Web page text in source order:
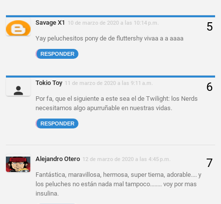
Savage X1 10 de marzo de 2020 a las 10:14 p.m.
Yay peluchesitos pony de de fluttershy vivaa a a aaaa
RESPONDER
Tokio Toy 11 de marzo de 2020 a las 9:11 a.m.
Por fa, que el siguiente a este sea el de Twilight: los Nerds
necesitamos algo apurruñable en nuestras vidas.
RESPONDER
Alejandro Otero 12 de marzo de 2020 a las 4:45 p.m.
Fantástica, maravillosa, hermosa, super tierna, adorable.... y
los peluches no están nada mal tampoco........ voy por mas
insulina.